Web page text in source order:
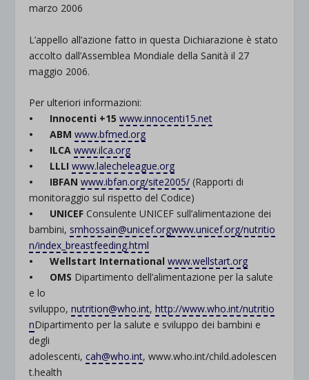
marzo 2006
L’appello all’azione fatto in questa Dichiarazione è stato
accolto dall’Assemblea Mondiale della Sanità il 27
maggio 2006.
Per ulteriori informazioni:
• Innocenti +15 www.innocenti15.net
• ABM www.bfmed.org
• ILCA www.ilca.org
• LLLI www.lalecheleague.org
• IBFAN www.ibfan.org/site2005/ (Rapporti di
monitoraggio sul rispetto del Codice)
• UNICEF Consulente UNICEF sull’alimentazione dei
bambini, smhossain@unicef.orgwww.unicef.org/nutritio
n/index_breastfeeding.html
• Wellstart International www.wellstart.org
• OMS Dipartimento dell’alimentazione per la salute
e lo
sviluppo,nutrition@who.int,http://www.who.int/nutritio
nDipartimento per la salute e sviluppo dei bambini e
degli
adolescenti,cah@who.int, www.who.int/child.adolescen
t.health
_ga_*
jetpackState[message]
rientrano nelle altre categorie specifiche o che non sono stati
Mostra dettagli
et-saved-post*
wpc*